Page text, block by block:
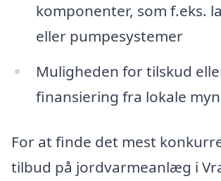
komponenter, som f.eks.
eller pumpesystemer
Muligheden for tilskud
finansiering fra lokale
For at finde det mest
tilbud på jordvarmeanlæg i